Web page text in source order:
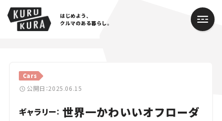
はじめよう、
クルマのある暮らし。
Cars
公開日：2025.06.15
ギャラリー： 世界一かわいいオフローダ
Cars
Lifestyle